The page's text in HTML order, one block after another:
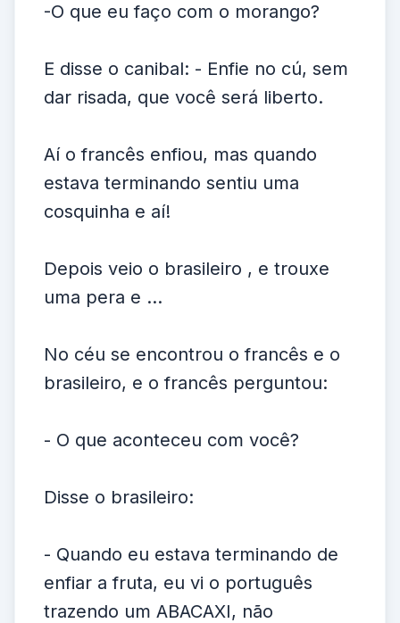
-O que eu faço com o morango?
E disse o canibal: - Enfie no cú, sem
dar risada, que você será liberto.
Aí o francês enfiou, mas quando
estava terminando sentiu uma
cosquinha e aí!
Depois veio o brasileiro , e trouxe
uma pera e ...
No céu se encontrou o francês e o
brasileiro, e o francês perguntou:
- O que aconteceu com você?
Disse o brasileiro:
- Quando eu estava terminando de
enfiar a fruta, eu vi o português
trazendo um ABACAXI, não